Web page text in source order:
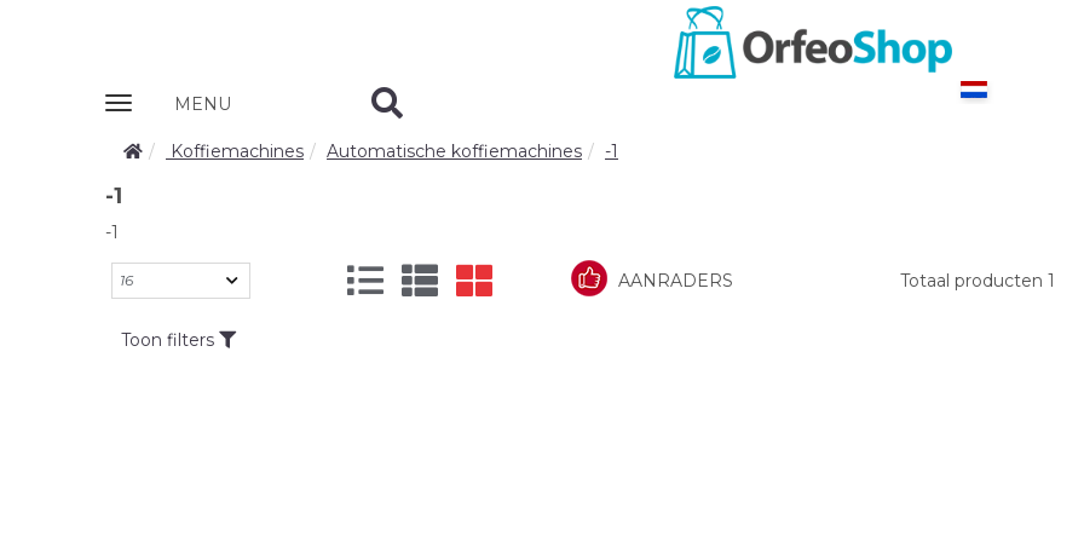
Zobrazit
MENU
Koffiemachines Automatische koffiemachines -1
-1
-1
AANRADERS Totaal producten 1
Toon filters